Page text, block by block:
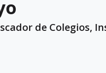
de Colegios,